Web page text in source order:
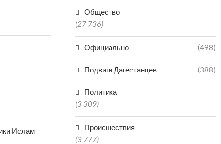
Ислам
Общество
(27 736)
Официально (498)
Подвиги Дагестанцев (388)
Политика
(3 309)
Происшествия
(3 777)